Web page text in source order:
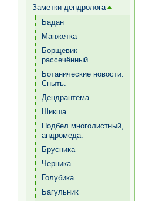
Заметки дендролога [+]
Бадан
Манжетка
Борщевик
рассечённый
Ботанические новости.
Сныть.
Дендрантема
Шикша
Подбел многолистный,
андромеда.
Брусника
Черника
Голубика
Багульник